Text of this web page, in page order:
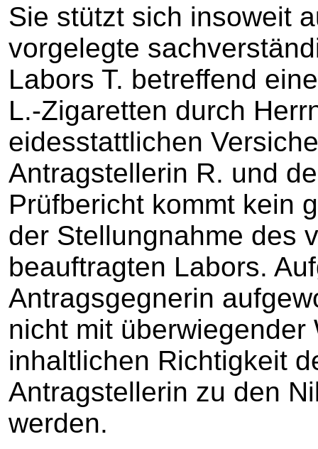
Sie stützt sich insoweit
vorgelegte
Labors T. betreffend
L.-Zigaretten durch
eidesstattlichen
Antragstellerin R. und
Prüfbericht kommt kein
der Stellungnahme des
beauftragten Labors.
Antragsgegnerin
nicht mit
inhaltlichen Richtigkeit
Antragstellerin zu den
werden.